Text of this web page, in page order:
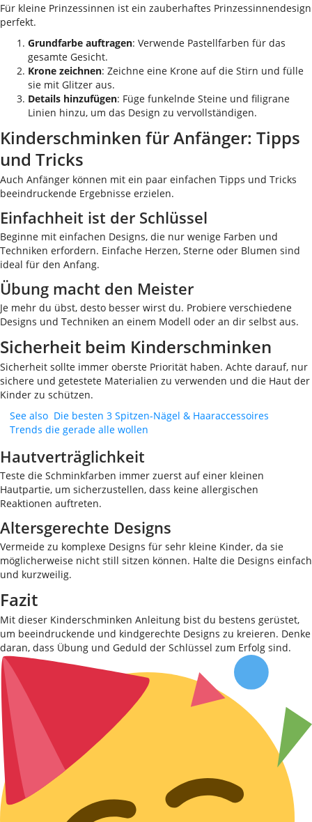
Für kleine Prinzessinnen ist ein zauberhaftes Prinzessinnendesign
perfekt.
Grundfarbe auftragen: Verwende Pastellfarben für das
gesamte Gesicht.
Krone zeichnen: Zeichne eine Krone auf die Stirn und fülle
sie mit Glitzer aus.
Details hinzufügen: Füge funkelnde Steine und filigrane
Linien hinzu, um das Design zu vervollständigen.
Kinderschminken für Anfänger: Tipps
und Tricks
Auch Anfänger können mit ein paar einfachen Tipps und Tricks
beeindruckende Ergebnisse erzielen.
Einfachheit ist der Schlüssel
Beginne mit einfachen Designs, die nur wenige Farben und
Techniken erfordern. Einfache Herzen, Sterne oder Blumen sind
ideal für den Anfang.
Übung macht den Meister
Je mehr du übst, desto besser wirst du. Probiere verschiedene
Designs und Techniken an einem Modell oder an dir selbst aus.
Sicherheit beim Kinderschminken
Sicherheit sollte immer oberste Priorität haben. Achte darauf, nur
sichere und getestete Materialien zu verwenden und die Haut der
Kinder zu schützen.
See also Die besten 3 Spitzen-Nägel & Haaraccessoires
Trends die gerade alle wollen
Hautverträglichkeit
Teste die Schminkfarben immer zuerst auf einer kleinen
Hautpartie, um sicherzustellen, dass keine allergischen
Reaktionen auftreten.
Altersgerechte Designs
Vermeide zu komplexe Designs für sehr kleine Kinder, da sie
möglicherweise nicht still sitzen können. Halte die Designs einfach
und kurzweilig.
Fazit
Mit dieser Kinderschminken Anleitung bist du bestens gerüstet,
um beeindruckende und kindgerechte Designs zu kreieren. Denke
daran, dass Übung und Geduld der Schlüssel zum Erfolg sind.